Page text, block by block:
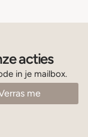
acties
in je mailbox.